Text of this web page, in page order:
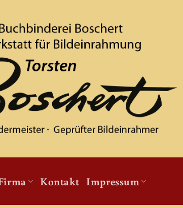
Kontakt Impressum